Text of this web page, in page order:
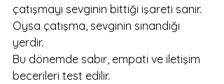
çatışmayı sevginin bittiği işareti sanır.
Oysa çatışma, sevginin sınandığı
yerdir.
Bu dönemde sabır, empati ve iletişim
becerileri test edilir.